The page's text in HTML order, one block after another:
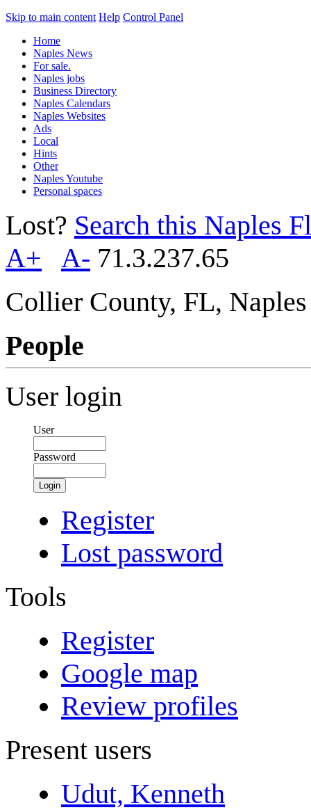
Skip to main content Help Control Panel
Home
Naples News
For sale.
Naples jobs
Business Directory
Naples Calendars
Naples Websites
Ads
Local
Hints
Other
Naples Youtube
Personal spaces
Lost? Search this Naples
A+
A- 71.3.237.65
Collier County, FL,
People
User login
User
Password
Login
Register
Lost password
Tools
Register
Google map
Review profiles
Present users
Udut, Kenneth